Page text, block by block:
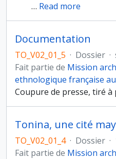
… Read more
Documentation
TO_V02_01_5 · Dossier ·
Fait partie de Mission
ethnologique française
Coupure de presse, tiré
Tonina, une cité
TO_V02_01_4 · Dossier ·
Fait partie de Mission